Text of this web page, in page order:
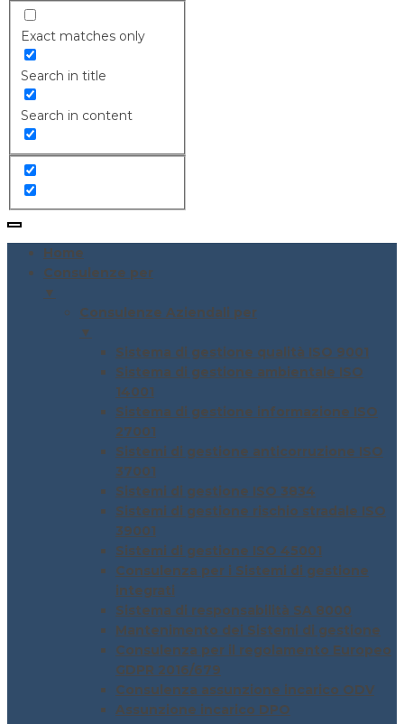
Exact matches only
Search in title
Search in content
Home
Consulenze per
▼
Consulenze Aziendali per
▼
Sistema di gestione qualità ISO 9001
Sistema di gestione ambientale ISO
14001
Sistema di gestione informazione ISO
27001
Sistemi di gestione anticorruzione ISO
37001
Sistemi di gestione ISO 3834
Sistemi di gestione rischio stradale ISO
39001
Sistemi di gestione ISO 45001
Consulenza per i Sistemi di gestione
integrati
Sistema di responsabilità SA 8000
Mantenimento dei Sistemi di gestione
Consulenza per il regolamento Europeo
GDPR 2016/679
Consulenza assunzione incarico ODV
Assunzione incarico DPO